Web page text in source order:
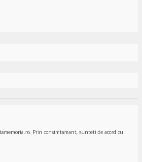
Prin consimtamant, sunteti de acord cu